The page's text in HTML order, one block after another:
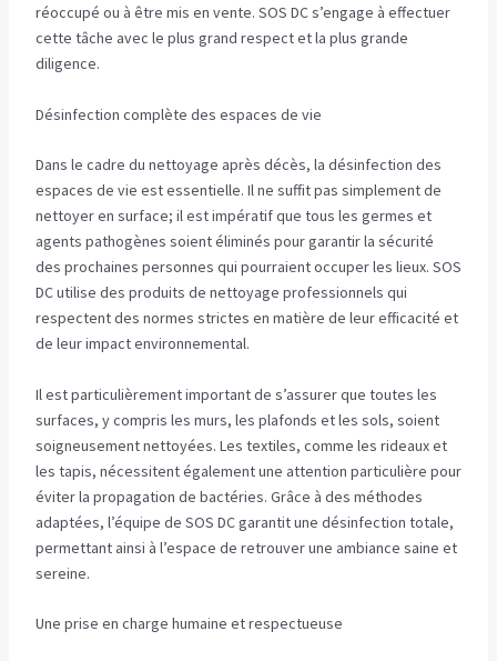
réoccupé ou à être mis en vente. SOS DC s’engage à effectuer
cette tâche avec le plus grand respect et la plus grande
diligence.
Désinfection complète des espaces de vie
Dans le cadre du nettoyage après décès, la désinfection des
espaces de vie est essentielle. Il ne suffit pas simplement de
nettoyer en surface; il est impératif que tous les germes et
agents pathogènes soient éliminés pour garantir la sécurité
des prochaines personnes qui pourraient occuper les lieux. SOS
DC utilise des produits de nettoyage professionnels qui
respectent des normes strictes en matière de leur efficacité et
de leur impact environnemental.
Il est particulièrement important de s’assurer que toutes les
surfaces, y compris les murs, les plafonds et les sols, soient
soigneusement nettoyées. Les textiles, comme les rideaux et
les tapis, nécessitent également une attention particulière pour
éviter la propagation de bactéries. Grâce à des méthodes
adaptées, l’équipe de SOS DC garantit une désinfection totale,
permettant ainsi à l’espace de retrouver une ambiance saine et
sereine.
Une prise en charge humaine et respectueuse